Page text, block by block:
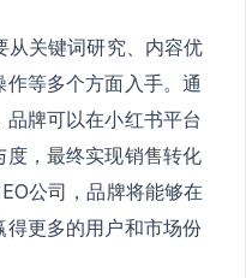
从关键词研究、内容优
等多个方面入手。通
牌可以在小红书平台
度，最终实现销售转化
公司，品牌将能够在
更多的用户和市场份